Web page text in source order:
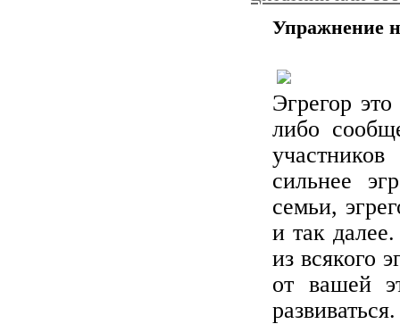
Упражнение
Эгрегор
либо
сильнее
семьи,
и так
из всякого
от вашей
развиваться.